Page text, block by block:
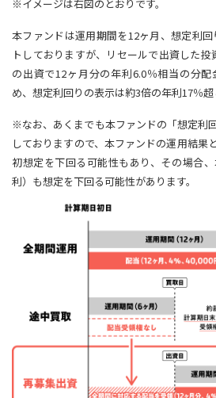
※イメージは右図のとおりです。
本ファンドは運用期間を12ヶ月、想定利
トしておりますが、リセールで出資した
の出資で12ヶ月分の年利6.0％相当の分
め、想定利回りの表示は約3倍の年利17％超
※なお、あくまでも本ファンドの「想定利
しておりますので、本ファンドの運用結果
初想定を下回る可能性もあり、その場合
利）も想定を下回る可能性があります。